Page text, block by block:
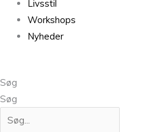
Livsstil
Workshops
Nyheder
Søg
Søg